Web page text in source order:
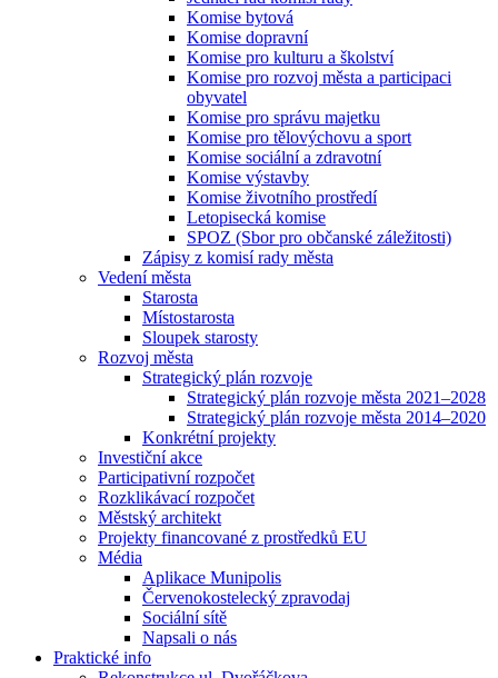
Komise bytová
Komise dopravní
Komise pro kulturu a školství
Komise pro rozvoj města a participaci
obyvatel
Komise pro správu majetku
Komise pro tělovýchovu a sport
Komise sociální a zdravotní
Komise výstavby
Komise životního prostředí
Letopisecká komise
SPOZ (Sbor pro občanské záležitosti)
Zápisy z komisí rady města
Vedení města
Starosta
Místostarosta
Sloupek starosty
Rozvoj města
Strategický plán rozvoje
Strategický plán rozvoje města 2021–2028
Strategický plán rozvoje města 2014–2020
Konkrétní projekty
Investiční akce
Participativní rozpočet
Rozklikávací rozpočet
Městský architekt
Projekty financované z prostředků EU
Média
Aplikace Munipolis
Červenokostelecký zpravodaj
Sociální sítě
Napsali o nás
Praktické info